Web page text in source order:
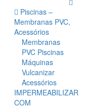
Piscinas –
Membranas PVC,
Acessórios
Membranas
PVC Piscinas
Máquinas
Vulcanizar
Acessórios
IMPERMEABILIZAR
COM